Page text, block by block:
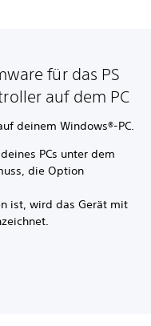
für das PS
auf dem PC
deinem Windows®-PC.
PCs unter dem
die Option
ist, wird das Gerät mit